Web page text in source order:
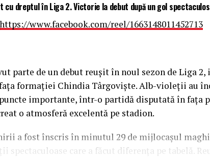
cu dreptul în Liga 2. Victorie la debut după un gol spectaculos
https://www.facebook.com/reel/1663148011452713
parte de un debut reușit în noul sezon de Liga 2,
formației Chindia Târgoviște. Alb-violeții au
importante, într-o partidă disputată în fața
o atmosferă excelentă pe stadion.
a fost înscris în minutul 29 de mijlocașul
spectaculoase care a făcut diferența pe tabelă.